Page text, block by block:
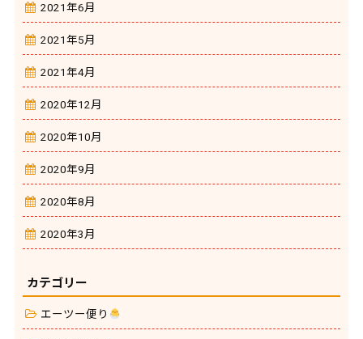
2021年6月
2021年5月
2021年4月
2020年12月
2020年10月
2020年9月
2020年8月
2020年3月
カテゴリー
エーツー便り